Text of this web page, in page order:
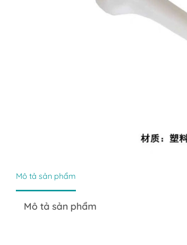
Mô tả sản phẩm
Mô tả sản phẩm